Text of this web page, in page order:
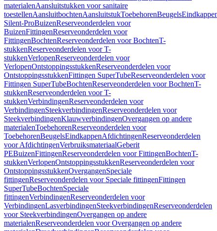
materialenAansluitstukken voor sanitaire
toestellenAansluitbochtenAansluitstukToebehorenBeugels
Silent-ProBuizenReserveonderdelen voor
BuizenFittingenReserveonderdelen voor
FittingenBochtenReserveonderdelen voor BochtenT-
stukkenReserveonderdelen voor T-
stukkenVerlopenReserveonderdelen voor
VerlopenOntstoppingsstukkenReserveonderdelen voor
OntstoppingsstukkenFittingen SuperTubeReserveonderdelen voor
Fittingen SuperTubeBochtenReserveonderdelen voor BochtenT-
stukkenReserveonderdelen voor T-
stukkenVerbindingenReserveonderdelen voor
VerbindingenSteekverbindingenReserveonderdelen voor
SteekverbindingenKlauwverbindingenOvergangen op andere
materialenToebehorenReserveonderdelen voor
ToebehorenBeugelsEindkappenAfdichtingenReserveonderdelen
voor AfdichtingenVerbruiksmateriaalGeberit
PEBuizenFittingenReserveonderdelen voor FittingenBochtenT-
stukkenVerlopenOntstoppingsstukkenReserveonderdelen voor
OntstoppingsstukkenOvergangenSpeciale
fittingenReserveonderdelen voor Speciale fittingenFittingen
SuperTubeBochtenSpeciale
fittingenVerbindingenReserveonderdelen voor
VerbindingenLasverbindingenSteekverbindingenReserveonderdelen
voor SteekverbindingenOvergangen op andere
materialenReserveonderdelen voor Overgangen op andere